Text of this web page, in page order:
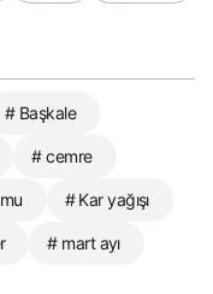
# Başkale
# cemre
# Kar yağışı
# mart ayı